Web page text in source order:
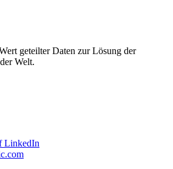
geteilter Daten zur Lösung der
Welt.
LinkedIn